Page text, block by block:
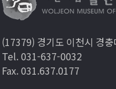
(17379) 경기도 이천시 경
Tel. 031-637-0032
Fax. 031.637.0177